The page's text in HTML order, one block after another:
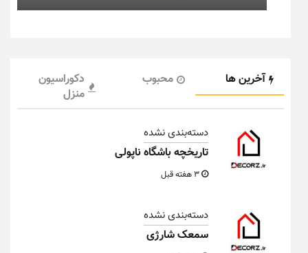
آخرین ها محبوب
دکوراسیون
منزل
دسته‌بندی نشده
تاریخچه باشگاه ناپولی
دسته‌بندی نشده
سمعک شارژی